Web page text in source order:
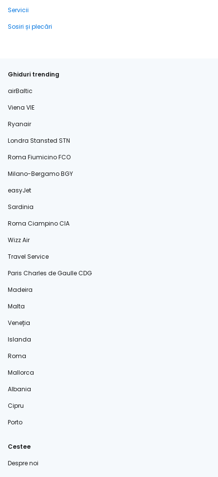
Servicii
Sosiri și plecări
Ghiduri trending
airBaltic
Viena VIE
Ryanair
Londra Stansted STN
Roma Fiumicino FCO
Milano-Bergamo BGY
easyJet
Sardinia
Roma Ciampino CIA
Wizz Air
Travel Service
Paris Charles de Gaulle CDG
Madeira
Malta
Veneția
Islanda
Roma
Mallorca
Albania
Cipru
Porto
Cestee
Despre noi